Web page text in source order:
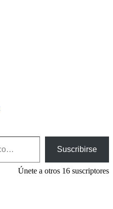
Suscribirse
Únete a otros 16 suscriptores